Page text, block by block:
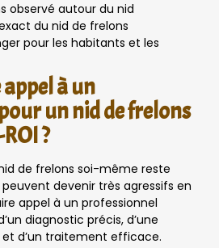
observé autour du nid
du nid de frelons
pour les habitants et les
à un
un nid de frelons
?
de frelons soi-même reste
devenir très agressifs en
appel à un professionnel
diagnostic précis, d’une
d’un traitement efficace.